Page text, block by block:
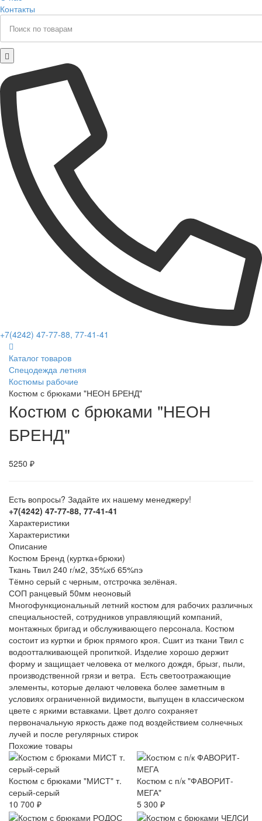
Контакты
+7(4242) 47-77-88, 77-41-41
Каталог товаров
Спецодежда летняя
Костюмы рабочие
Костюм с брюками "НЕОН БРЕНД"
Костюм с брюками "НЕОН
БРЕНД"
5250 ₽
Есть вопросы? Задайте их нашему менеджеру!
+7(4242) 47-77-88, 77-41-41
Характеристики
Характеристики
Описание
Костюм Бренд (куртка+брюки)
Ткань Твил 240 г/м2, 35%хб 65%пэ
Тёмно серый с черным, отстрочка зелёная.
СОП ранцевый 50мм неоновый
Многофункциональный летний костюм для рабочих различных
специальностей, сотрудников управляющий компаний,
монтажных бригад и обслуживающего персонала. Костюм
состоит из куртки и брюк прямого кроя. Сшит из ткани Твил с
водоотталкивающей пропиткой. Изделие хорошо держит
форму и защищает человека от мелкого дождя, брызг, пыли,
производственной грязи и ветра. Есть светоотражающие
элементы, которые делают человека более заметным в
условиях ограниченной видимости, выпущен в классическом
цвете с яркими вставками. Цвет долго сохраняет
первоначальную яркость даже под воздействием солнечных
лучей и после регулярных стирок
Похожие товары
Костюм с брюками "МИСТ" т.
серый-серый
10 700 ₽
Костюм с п/к "ФАВОРИТ-
МЕГА"
5 300 ₽